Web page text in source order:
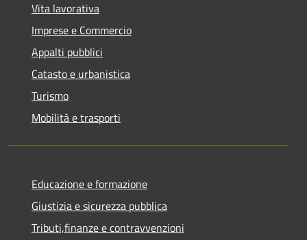
Vita lavorativa
Imprese e Commercio
Appalti pubblici
Catasto e urbanistica
Turismo
Mobilità e trasporti
Educazione e formazione
Giustizia e sicurezza pubblica
Tributi,finanze e contravvenzioni